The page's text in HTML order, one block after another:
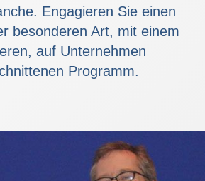
Engagieren Sie einen
besonderen Art, mit einem
auf Unternehmen
Programm.